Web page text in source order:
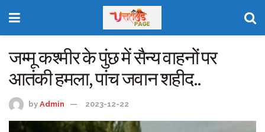
जम्मू कश्मीर के पुंछ में सैन्य वाहनों पर
आतंकी हमला, पांच जवान शहीद..
by Admin 2023-12-22